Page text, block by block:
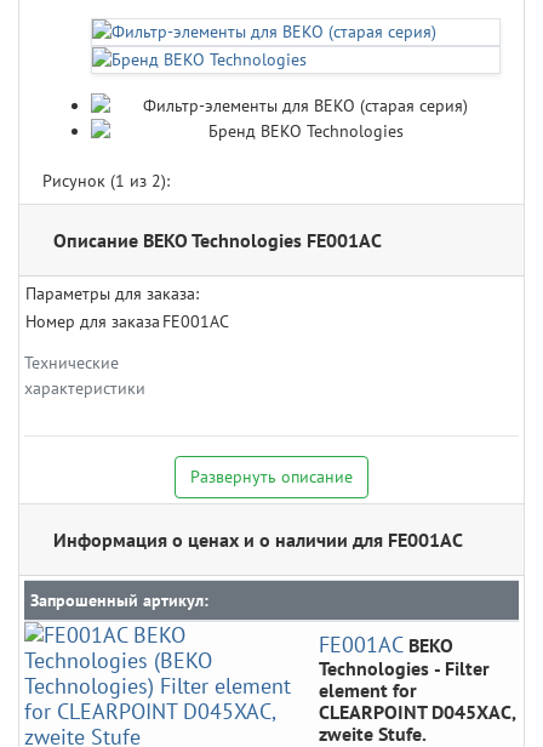
Рисунок (1 из 2):
Описание BEKO Technologies FE001AC
Технические
характеристики
Параметры для заказа:
Номер для заказа FE001AC
Развернуть описание
Информация о ценах и о наличии для FE001AC
Запрошенный артикул:
FE001AC BEKO
Technologies- Filter
element for
CLEARPOINT D045XAC,
zweite Stufe.